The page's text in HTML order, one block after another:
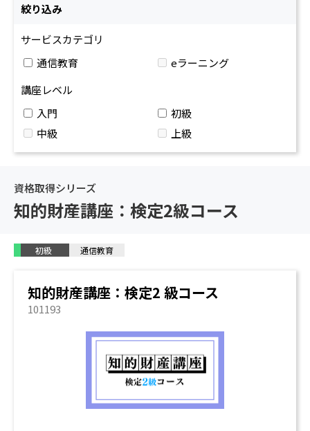
絞り込み
サービスカテゴリ
通信教育
eラーニング
講座レベル
入門
初級
中級
上級
資格取得シリーズ
知的財産講座：検定2級コース
初級 通信教育
知的財産講座：検定2 級コース
101193